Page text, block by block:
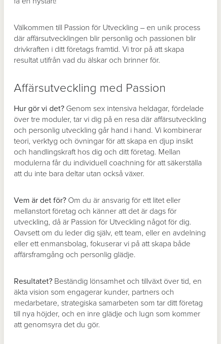
Välkommen till Passion för Utveckling – en unik process
där affärsutvecklingen blir personlig och passionen blir
drivkraften i ditt företags framtid. Vi tror på att skapa
resultat utifrån vad du älskar och brinner för.
Affärsutveckling med Passion
Hur gör vi det? Genom sex intensiva heldagar, fördelade
över tre moduler, tar vi dig på en resa där affärsutveckling
och personlig utveckling går hand i hand. Vi kombinerar
teori, verktyg och övningar för att skapa en djup insikt
och handlingskraft hos dig och ditt företag. Mellan
modulerna får du individuell coachning för att säkerställa
att du inte bara deltar utan också växer.
Vem är det för? Om du är ansvarig för ett litet eller
mellanstort företag och känner att det är dags för
utveckling, då är Passion för Utveckling något för dig.
Oavsett om du leder dig själv, ett team, eller en avdelning
eller ett enmansbolag, fokuserar vi på att skapa både
affärsframgång och personlig glädje.
Resultatet? Beständig lönsamhet och tillväxt över tid, en
äkta vision som engagerar kunder, partners och
medarbetare, strategiska samarbeten som tar ditt företag
till nya höjder, och en inre glädje och lugn som kommer
att genomsyra det du gör.